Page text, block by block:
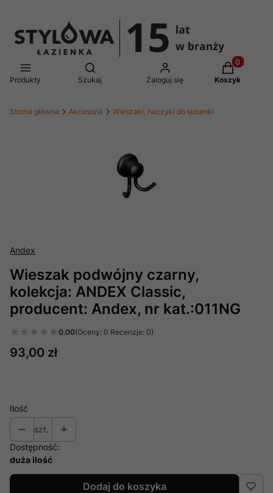
Produkty
Otwórz wyszukiwarkę
Szukaj Zaloguj się
Produkty
Koszyk
Strona główna Akcesoria Wieszaki, haczyki do łazienki
Andex
Wieszak podwójny czarny,
kolekcja: ANDEX Classic,
producent: Andex, nr kat.:011NG
0.00(Oceny: 0 Recenzje: 0)
Cena
93,00 zł
Ilość
szt.
Dostępność:
duża ilość
Dodaj do koszyka